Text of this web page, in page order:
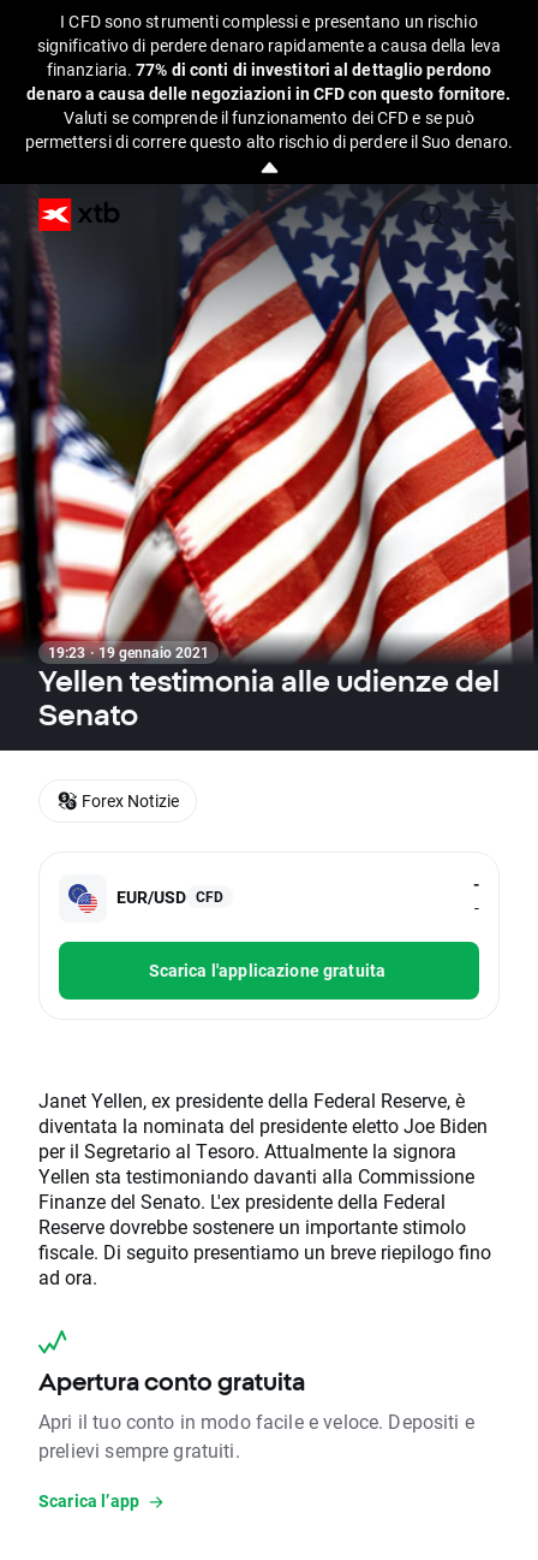
I CFD sono strumenti complessi e presentano un rischio
significativo di perdere denaro rapidamente a causa della leva
finanziaria.77% di conti di investitori al dettaglio perdono
denaro a causa delle negoziazioni in CFD con questo fornitore.
Valuti se comprende il funzionamento dei CFD e se può
permettersi di correre questo alto rischio di perdere il Suo denaro.
19:23 · 19 gennaio 2021
Yellen testimonia alle udienze del
Senato
EUR/USD CFD
-
-
Scarica l'applicazione gratuita
Janet Yellen, ex presidente della Federal Reserve, è
diventata la nominata del presidente eletto Joe Biden
per il Segretario al Tesoro. Attualmente la signora
Yellen sta testimoniando davanti alla Commissione
Finanze del Senato. L'ex presidente della Federal
Reserve dovrebbe sostenere un importante stimolo
fiscale. Di seguito presentiamo un breve riepilogo fino
ad ora.
Apertura conto gratuita
Apri il tuo conto in modo facile e veloce. Depositi e
prelievi sempre gratuiti.
Scarica l’app
Forex Notizie